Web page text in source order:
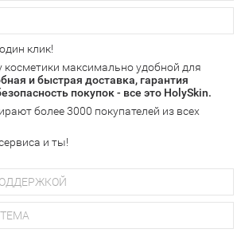
выдачи PickPoint или пункте
доставка осуществляется ужена
возможность получитьбесплатную
доставки и оплаты в Вашем городе
свой заказ любым удобным способом:
(
(Альфа-банк, Сбербанк) и другими
клик!
косметики максимально удобной для
и быстрая доставка, гарантия
покупок - все это HolySkin.
более 3000 покупателей из всех
и ты!
на все Ваши вопросы по работе
по товарам, рассказать о